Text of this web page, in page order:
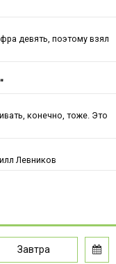
девять, поэтому взял
конечно, тоже. Это
Левников
Завтра